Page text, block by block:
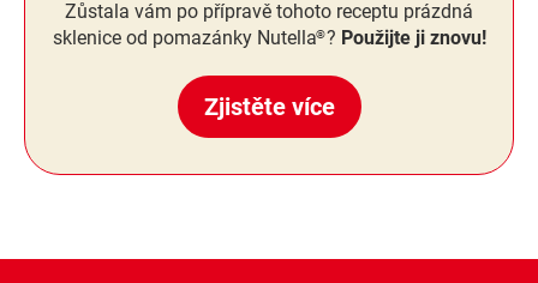
Zůstala vám po přípravě tohoto receptu prázdná
sklenice od pomazánky Nutella®? Použijte ji znovu!
Zjistěte více